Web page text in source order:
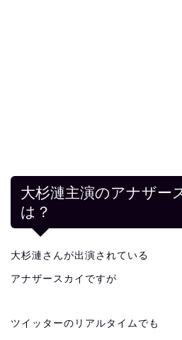
大杉漣主演のアナザー
は？
大杉漣さんが出演されている
アナザースカイですが
ツイッターのリアルタイムでも